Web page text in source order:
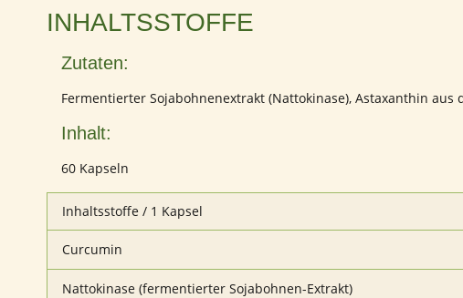
INHALTSSTOFFE
Zutaten:
Fermentierter Sojabohnenextrakt (Nattokinase), Astaxanthin
Inhalt:
60 Kapseln
Inhaltsstoffe / 1 Kapsel
Curcumin
Nattokinase (fermentierter Sojabohnen-Extrakt)